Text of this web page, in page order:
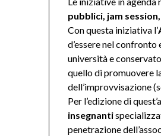
pubblici, jam
Con questa iniziativa l’
d’essere nel
università e
quello di promuovere
dell’improvvisazione
Per l’edizione di
insegnanti
penetrazione